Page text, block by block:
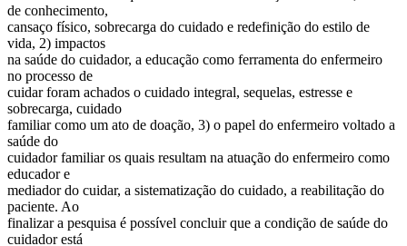
de conhecimento,
cansaço físico, sobrecarga do cuidado e redefinição do estilo de
vida, 2) impactos
na saúde do cuidador, a educação como ferramenta do enfermeiro
no processo de
cuidar foram achados o cuidado integral, sequelas, estresse e
sobrecarga, cuidado
familiar como um ato de doação, 3) o papel do enfermeiro voltado a
saúde do
cuidador familiar os quais resultam na atuação do enfermeiro como
educador e
mediador do cuidar, a sistematização do cuidado, a reabilitação do
paciente. Ao
finalizar a pesquisa é possível concluir que a condição de saúde do
cuidador está